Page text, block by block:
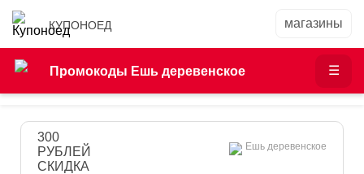
КУПОНОЕД
Промокоды Ешь деревенское
Ешь деревенское
300
РУБЛЕЙ
СКИДКА